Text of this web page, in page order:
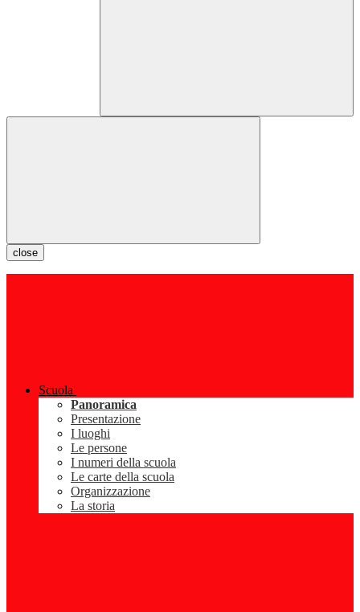
close
Scuola
Panoramica
Presentazione
I luoghi
Le persone
I numeri della scuola
Le carte della scuola
Organizzazione
La storia